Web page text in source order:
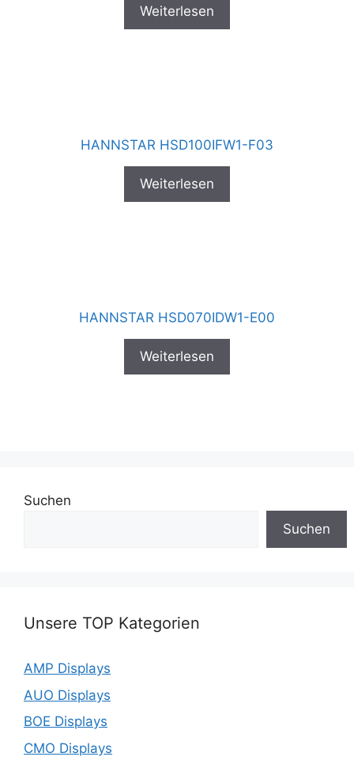
Weiterlesen
HANNSTAR HSD100IFW1-F03
Weiterlesen
HANNSTAR HSD070IDW1-E00
Weiterlesen
Suchen
Suchen
Unsere TOP Kategorien
AMP Displays
AUO Displays
BOE Displays
CMO Displays